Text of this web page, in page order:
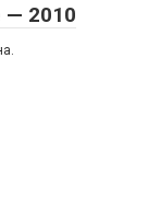
— 2010